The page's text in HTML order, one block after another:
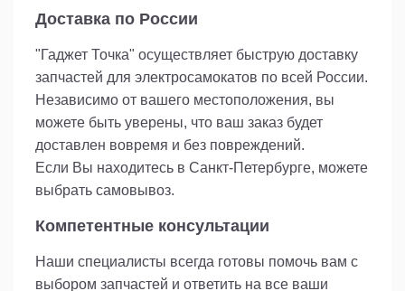
Доставка по России
"Гаджет Точка" осуществляет быструю доставку
запчастей для электросамокатов по всей России.
Независимо от вашего местоположения, вы
можете быть уверены, что ваш заказ будет
доставлен вовремя и без повреждений.
Если Вы находитесь в Санкт-Петербурге, можете
выбрать самовывоз.
Компетентные консультации
Наши специалисты всегда готовы помочь вам с
выбором запчастей и ответить на все ваши